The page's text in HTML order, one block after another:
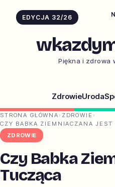
EDYCJA 32/26
Piękna i zdrowa
ZdrowieUroda
STRONA GŁÓWNA › ZDROWIE ›
CZY BABKA ZIEMNIACZANA JEST
ZDROWIE
Czy Babka
Tucząca